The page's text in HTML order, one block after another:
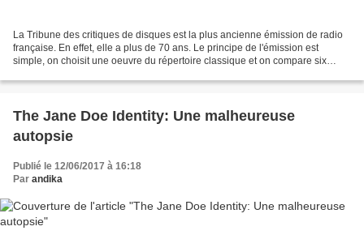
La Tribune des critiques de disques est la plus ancienne émission de radio
française. En effet, elle a plus de 70 ans. Le principe de l'émission est
simple, on choisit une oeuvre du répertoire classique et on compare six
The Jane Doe Identity: Une malheureuse
autopsie
Publié le 12/06/2017 à 16:18
Par andika